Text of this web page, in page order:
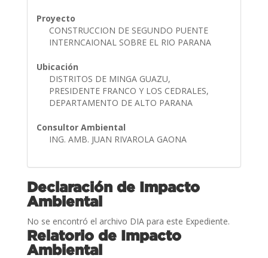
Proyecto
CONSTRUCCION DE SEGUNDO PUENTE
INTERNCAIONAL SOBRE EL RIO PARANA
Ubicación
DISTRITOS DE MINGA GUAZU,
PRESIDENTE FRANCO Y LOS CEDRALES,
DEPARTAMENTO DE ALTO PARANA
Consultor Ambiental
ING. AMB. JUAN RIVAROLA GAONA
Declaración de Impacto
Ambiental
No se encontró el archivo DIA para este Expediente.
Relatorio de Impacto
Ambiental